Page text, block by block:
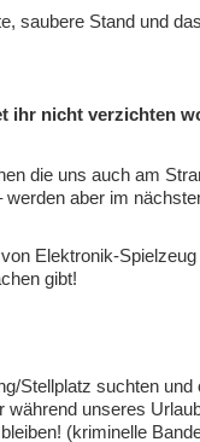
saubere Stand und
ihr nicht verzichten
die uns auch am
aber im
Elektronik-
gibt!
Stellplatz suchten und
unseres
(kriminelle